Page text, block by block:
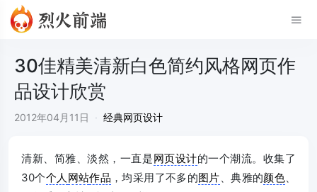
30佳精美清新白色简约风格网页作
品设计欣赏
2012年04月11日 · 经典网页设计
清新、简雅、淡然，一直是网页设计的一个潮流。收集了
30个个人 网站作品 ，均采用了不多的图片、典雅的颜色、